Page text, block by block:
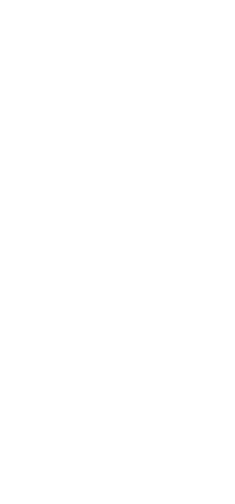
PAR UN
À
ACHETER
D'OCCASION
le marché de Montgeron et
Son rôle est de sécuriser
et négocier pour vous
Les avantages principaux